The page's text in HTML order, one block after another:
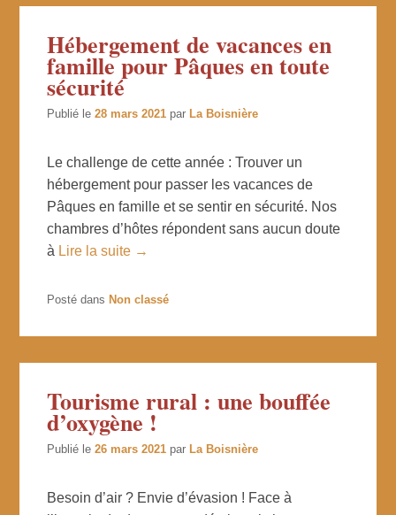
Hébergement de vacances en
famille pour Pâques en toute
sécurité
Publié le28 mars 2021 par La Boisnière
Le challenge de cette année : Trouver un
hébergement pour passer les vacances de
Pâques en famille et se sentir en sécurité. Nos
chambres d’hôtes répondent sans aucun doute
à Lire la suite →
Posté dans Non classé
Tourisme rural : une bouffée
d’oxygène !
Publié le26 mars 2021 par La Boisnière
Besoin d’air ? Envie d’évasion ! Face à